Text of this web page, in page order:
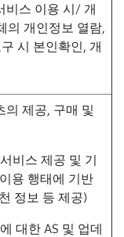
비스 이용 시/ 개
의 개인정보 열람,
시 본인확인, 개
의 제공, 구매 및
비스 제공 및 기
용 행태에 기반
정보 등 제공)
대한 AS 및 업데